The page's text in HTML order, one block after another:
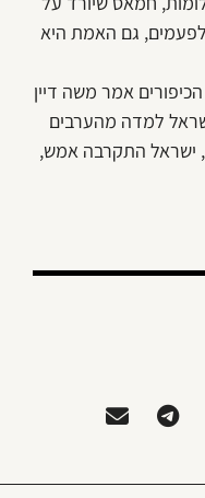
לפעמים, גם האמת היא
אמר משה דיין
למדה מהערבים
ישראל התקרבה אמש,